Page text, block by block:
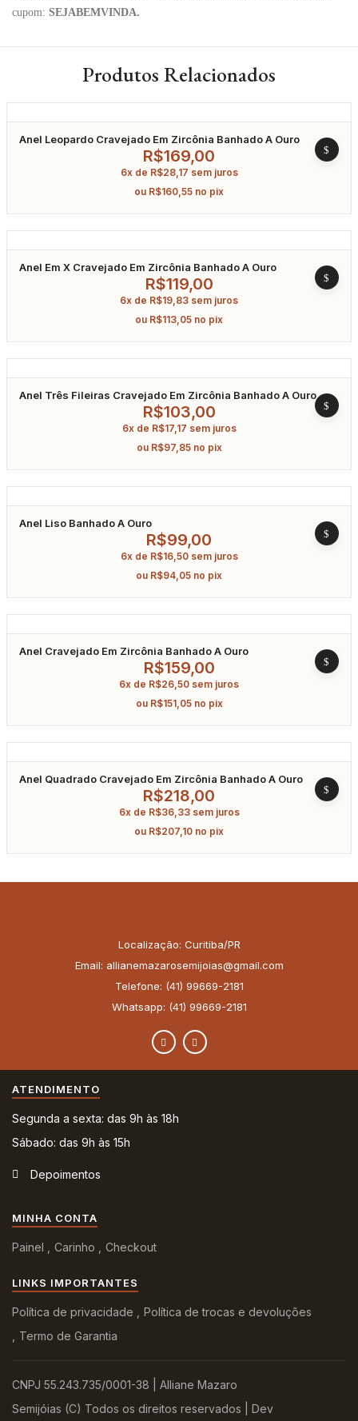
cupom: SEJABEMVINDA.
Produtos Relacionados
Anel Leopardo Cravejado Em Zircônia Banhado A Ouro
R$169,00
6x de R$28,17 sem juros
ou R$160,55 no pix
Anel Em X Cravejado Em Zircônia Banhado A Ouro
R$119,00
6x de R$19,83 sem juros
ou R$113,05 no pix
Anel Três Fileiras Cravejado Em Zircônia Banhado A Ouro
R$103,00
6x de R$17,17 sem juros
ou R$97,85 no pix
Anel Liso Banhado A Ouro
R$99,00
6x de R$16,50 sem juros
ou R$94,05 no pix
Anel Cravejado Em Zircônia Banhado A Ouro
R$159,00
6x de R$26,50 sem juros
ou R$151,05 no pix
Anel Quadrado Cravejado Em Zircônia Banhado A Ouro
R$218,00
6x de R$36,33 sem juros
ou R$207,10 no pix
Localização: Curitiba/PR
Email: allianemazarosemijoias@gmail.com
Telefone: (41) 99669-2181
Whatsapp: (41) 99669-2181
ATENDIMENTO
Segunda a sexta: das 9h às 18h
Sábado: das 9h às 15h
Depoimentos
MINHA CONTA
Painel Carinho Checkout
LINKS IMPORTANTES
Política de privacidade
Política de trocas e devoluções
Termo de Garantia
CNPJ 55.243.735/0001-38 | Alliane Mazaro
Semijóias (C) Todos os direitos reservados | Dev